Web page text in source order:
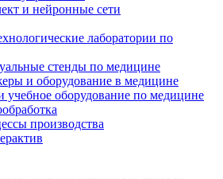
и нейронные сети
лаборатории по
стенды по медицине
и оборудование в медицине
оборудование по медицине
производства